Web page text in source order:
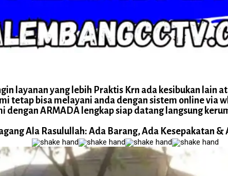
layanan yang lebih Praktis Krn ada kesibukan lain
tetap bisa melayani anda dengan sistem online via
dengan ARMADA lengkap siap datang langsung
Ala Rasulullah: Ada Barang, Ada Kesepakatan &